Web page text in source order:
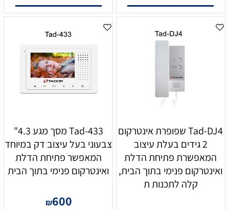
Tad-DJ4 שפופרת אינטרקום
2 גידים בעלת עיצוב
המאפשרת פתיחת הדלת
ואינטרקום פנימי בתוך הבית,
קלה לתכנות ת
Tad-433 מסך מגע 4.3"
צבעוני בעל עיצוב דק במיוחד
המאפשר פתיחת הדלת
ואינטרקום פנימי בתוך הבית
₪600